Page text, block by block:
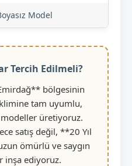
Model
Tercih Edilmeli?
bölgesinin
tam uyumlu,
üretiyoruz.
satış değil, **20 Yıl
ömürlü ve saygın
inşa ediyoruz.